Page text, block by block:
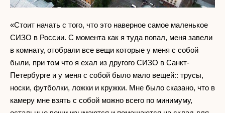
«Стоит начать с того, что это наверное самое маленькое
СИЗО в России. С момента как я туда попал, меня завели
в комнату, отобрали все вещи которые у меня с собой
были, при том что я ехал из другого СИЗО в Санкт-
Петербурге и у меня с собой было мало вещей:: трусы,
носки, футболки, ложки и кружки. Мне было сказано, что в
камеру мне взять с собой можно всего по минимуму,